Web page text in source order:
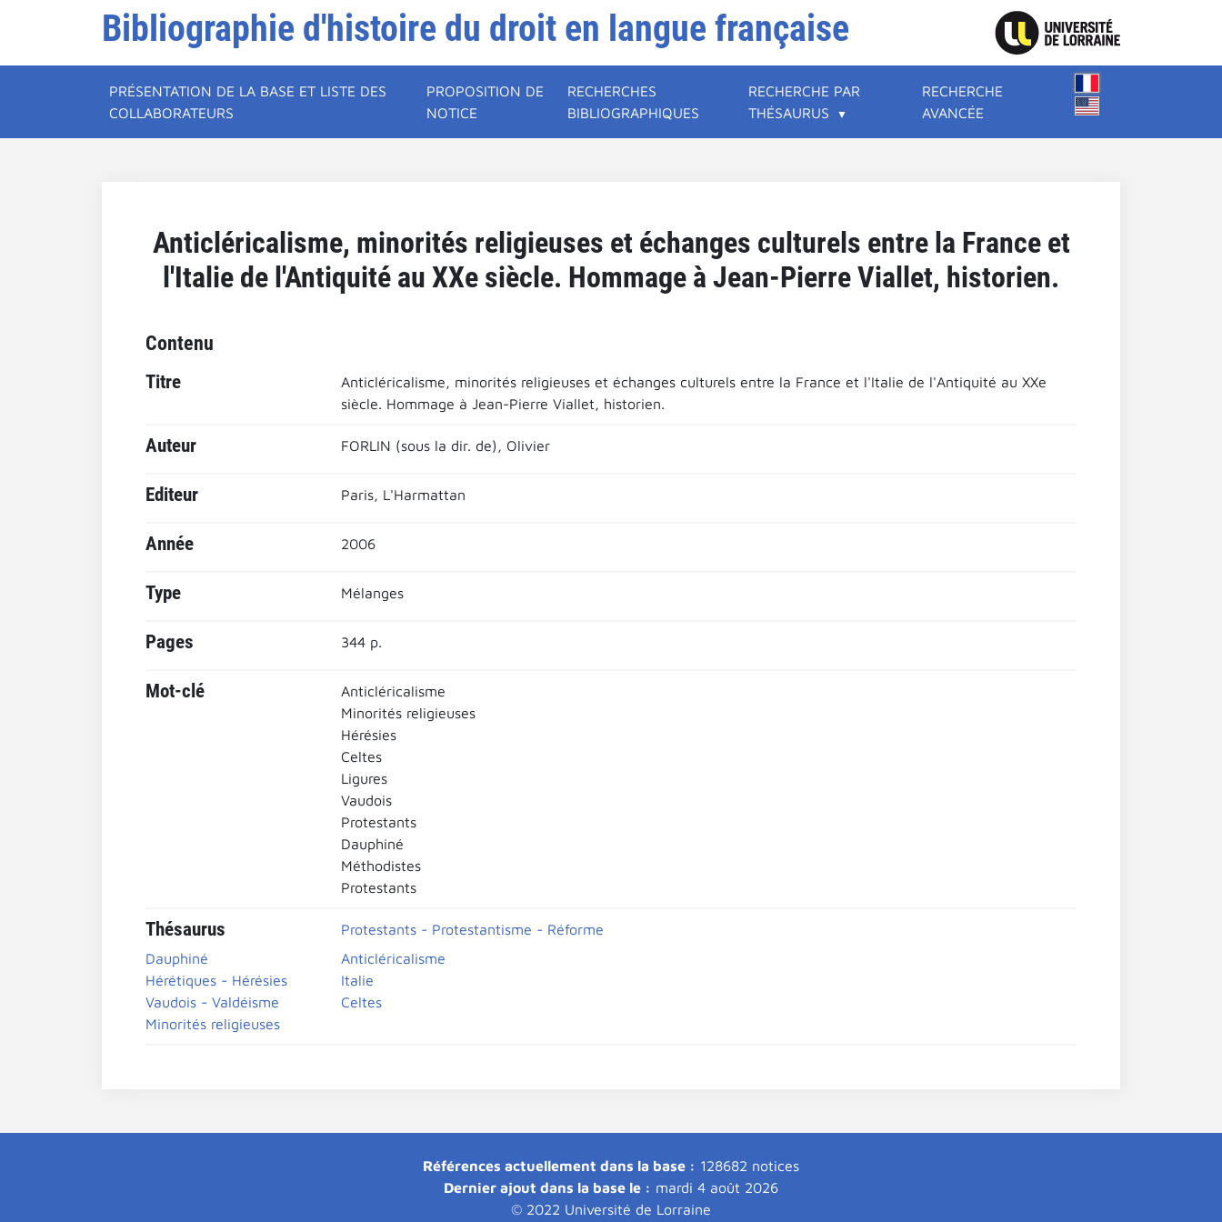
Bibliographie d'histoire du droit en langue française
PRÉSENTATION DE LA BASE ET LISTE DES
COLLABORATEURS
PROPOSITION DE
NOTICE
RECHERCHES
BIBLIOGRAPHIQUES
RECHERCHE PAR
THÉSAURUS
RECHERCHE
AVANCÉE
Anticléricalisme, minorités religieuses et échanges culturels entre la France et
l'Italie de l'Antiquité au XXe siècle. Hommage à Jean-Pierre Viallet, historien.
Contenu
Titre
Anticléricalisme, minorités religieuses et échanges culturels entre la France et l'Italie de l'Antiquité au XXe
siècle. Hommage à Jean-Pierre Viallet, historien.
Auteur FORLIN (sous la dir. de), Olivier
Editeur Paris, L'Harmattan
Année 2006
Type Mélanges
Pages 344 p.
Mot-clé
Anticléricalisme
Minorités religieuses
Hérésies
Celtes
Ligures
Vaudois
Protestants
Dauphiné
Méthodistes
Protestants
Thésaurus
Protestants - Protestantisme - Réforme
Dauphiné
Anticléricalisme
Hérétiques - Hérésies
Italie
Vaudois - Valdéisme
Celtes
Minorités religieuses
Références actuellement dans la base : 128682 notices
Dernier ajout dans la base le : mardi 4 août 2026
© 2022 Université de Lorraine